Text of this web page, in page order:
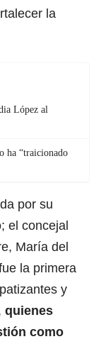
la
López al
ha “traicionado
por su
el concejal
María del
la primera
y
quienes
como